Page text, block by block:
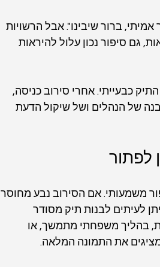
ברור שיבינו". אבל הרשויות
גם סיפור נכון עלול להיראות
כבעייתי. אחרי סירוב כניסה,
של הנהלים ושל שיקול הדעת
לפתור
משמעותי. אם הסירוב נבע מחוסר
לעיתים לבנות תיק מסודר
בהליך משפחתי מתמשך, או
את התמונה המלאה.